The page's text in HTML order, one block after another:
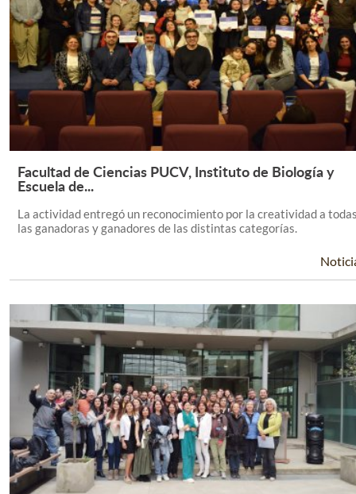
Leer Más +
Facultad de Ciencias PUCV, Instituto de Biología y
Escuela de...
La actividad entregó un reconocimiento por la creatividad a
las ganadoras y ganadores de las distintas categorías.